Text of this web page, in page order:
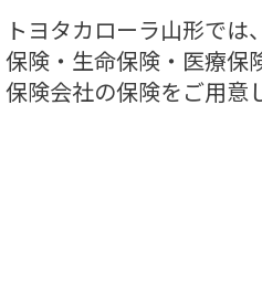
トヨタカローラ山形で
保険・生命保険・医療保
保険会社の保険をご用意